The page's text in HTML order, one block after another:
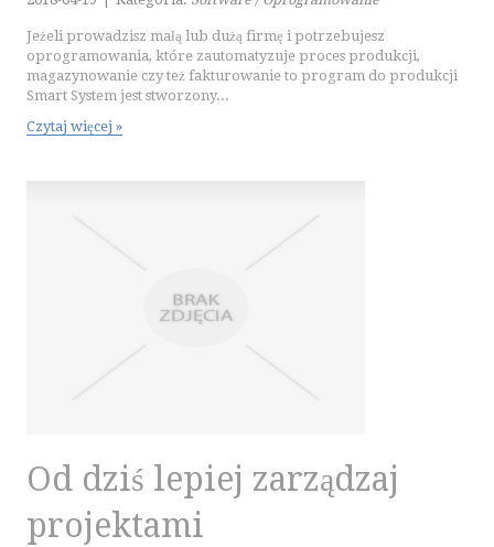
IMPREZY INTEGRACYJNE
HOBBY
ZAJĘCIA SPORTOWE I REKREACYJNE
ŚLUB I WESELE
SPRZĄTANIE, PORZĄDKOWANIE
SERWIS
HOTELE I NOCLEGI
Jeżeli prowadzisz małą lub dużą firmę i potrzebujesz
oprogramowania, które zautomatyzuje proces produkcji,
magazynowanie czy też fakturowanie to program do produkcji
Smart System jest stworzony...
Czytaj więcej »
Od dziś lepiej zarządzaj
projektami